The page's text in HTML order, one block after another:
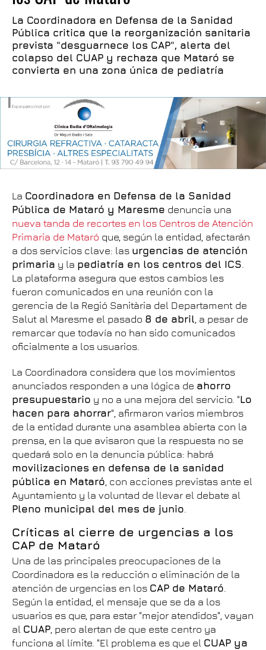
La Coordinadora en Defensa de la Sanidad
Pública critica que la reorganización sanitaria
prevista "desguarnece los CAP", alerta del
colapso del CUAP y rechaza que Mataró se
convierta en una zona única de pediatría
La Coordinadora en Defensa de la Sanidad
Pública de Mataró y Maresme denuncia una
nueva tanda de recortes en los Centros de Atención
Primaria de Mataró que, según la entidad, afectarán
a dos servicios clave: las urgencias de atención
primaria y la pediatría en los centros del ICS.
La plataforma asegura que estos cambios les
fueron comunicados en una reunión con la
gerencia de la Regió Sanitària del Departament de
Salut al Maresme el pasado 8 de abril, a pesar de
remarcar que todavía no han sido comunicados
oficialmente a los usuarios.
La Coordinadora considera que los movimientos
anunciados responden a una lógica de ahorro
presupuestario y no a una mejora del servicio. "Lo
hacen para ahorrar", afirmaron varios miembros
de la entidad durante una asamblea abierta con la
prensa, en la que avisaron que la respuesta no se
quedará solo en la denuncia pública: habrá
movilizaciones en defensa de la sanidad
pública en Mataró, con acciones previstas ante el
Ayuntamiento y la voluntad de llevar el debate al
Pleno municipal del mes de junio.
Críticas al cierre de urgencias a los
CAP de Mataró
Una de las principales preocupaciones de la
Coordinadora es la reducción o eliminación de la
atención de urgencias en los CAP de Mataró.
Según la entidad, el mensaje que se da a los
usuarios es que, para estar "mejor atendidos", vayan
al CUAP, pero alertan de que este centro ya
funciona al límite. "El problema es que el CUAP ya